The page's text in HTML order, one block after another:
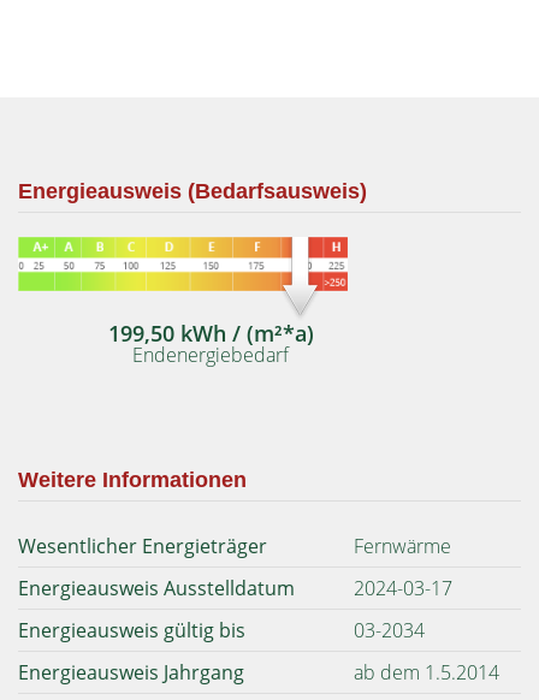
Energieausweis (Bedarfsausweis)
199,50 kWh / (m²*a)
Endenergiebedarf
Weitere Informationen
Wesentlicher Energieträger
Fernwärme
Energieausweis Ausstelldatum
2024-03-17
Energieausweis gültig bis
03-2034
Energieausweis Jahrgang
ab dem 1.5.2014